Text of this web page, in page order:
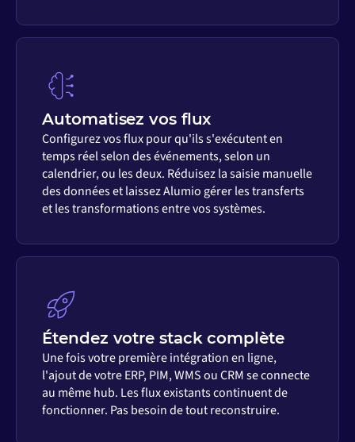
Automatisez vos flux
Configurez vos flux pour qu'ils s'exécutent en
temps réel selon des événements, selon un
calendrier, ou les deux. Réduisez la saisie manuelle
des données et laissez Alumio gérer les transferts
et les transformations entre vos systèmes.
Étendez votre stack complète
Une fois votre première intégration en ligne,
l'ajout de votre ERP, PIM, WMS ou CRM se connecte
au même hub. Les flux existants continuent de
fonctionner. Pas besoin de tout reconstruire.